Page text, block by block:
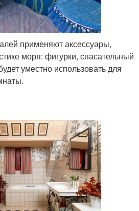
применяют аксессуары,
моря: фигурки, спасательный
уместно использовать для